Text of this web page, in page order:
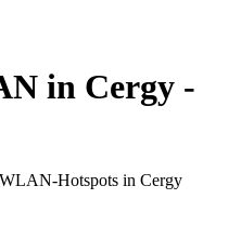
in Cergy -
Hotspots in Cergy